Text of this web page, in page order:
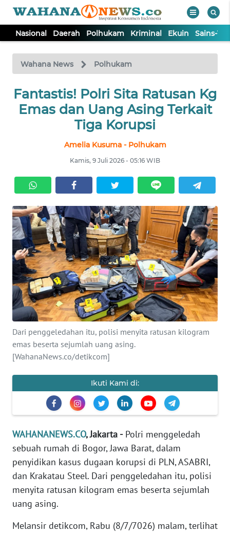
Nasional Daerah Polhukam Kriminal Ekuin Sains-
Wahana News Polhukam
Fantastis! Polri Sita Ratusan Kg
Emas dan Uang Asing Terkait
Tiga Korupsi
Amelia Kusuma - Polhukam
Kamis, 9 Juli 2026 - 05:16 WIB
Dari penggeledahan itu, polisi menyita ratusan kilogram
emas beserta sejumlah uang asing.
[WahanaNews.co/detikcom]
Ikuti Kami di:
WAHANANEWS.CO, Jakarta -Polri menggeledah
sebuah rumah di Bogor, Jawa Barat, dalam
penyidikan kasus dugaan korupsi di PLN, ASABRI,
dan Krakatau Steel. Dari penggeledahan itu, polisi
menyita ratusan kilogram emas beserta sejumlah
uang asing.
Melansir detikcom, Rabu (8/7/7026) malam, terlihat
TV
Tutup
NASIONAL
KRIMINAL
EKUIN
SAINS-TEKNO
KESEHATAN
INTERNASIONAL
SERBA-SERBI
PENDIDIKAN
EDITORIAL
Informasi
INDEKS
BERITA
KONTAK